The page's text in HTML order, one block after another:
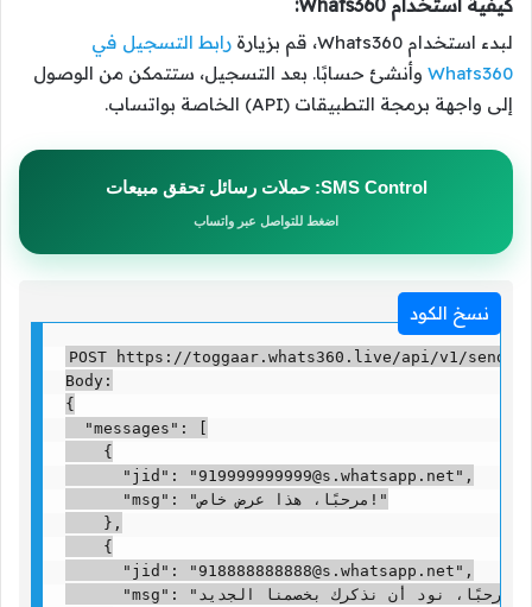
لبدء استخدام Whats360، قم بزيارة
رابط التسجيل في
Whats360 وأنشئ حسابًا. بعد التسجيل، ستتمكن من الوصول
إلى واجهة برمجة التطبيقات (API) الخاصة بواتساب.
SMS Control: حملات رسائل تحقق مبيعات
اضغط للتواصل عبر واتساب
نسخ الكود
POST https://toggaar.whats360.live/api/v1/send-
Body:
{
  "messages": [
    {
      "jid": "919999999999@s.whatsapp.net",
      "msg": "مرحبًا، هذا عرض خاص!"
    },
    {
      "jid": "918888888888@s.whatsapp.net",
      "msg": "مرحبًا، نود أن نذكرك بخصمنا الجديد!"